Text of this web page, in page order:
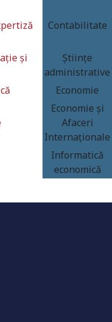
Contabilitate
și
Științe
administrative
Economie
Economie și
Afaceri
Internaționale
Informatică
economică